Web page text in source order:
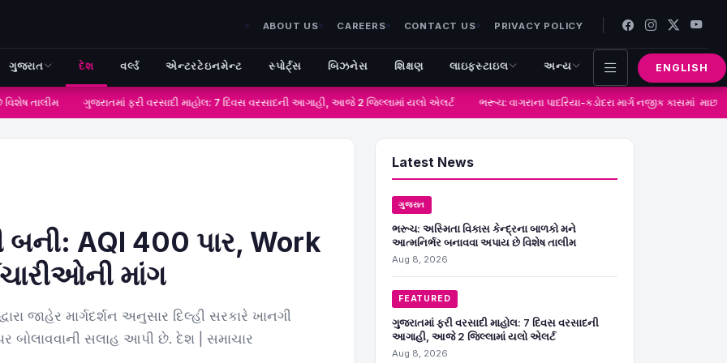
ABOUT US CAREERS CONTACT US PRIVACY POLICY
ગુજરાત દેશ વર્લ્ડ એન્ટરટેઇનમેન્ટ સ્પોર્ટ્સ બિઝનેસ શિક્ષણ લાઇફસ્ટાઇલ અન્ય ENGLISH
તાલીમ ગુજરાતમાં ફરી વરસાદી માહોલ: 7 દિવસ વરસાદની આગાહી, આજે 2 જિલ્લામાં યલો એલર્ટ ભરૂચ: વાગરાના પાદરિયા-કડોદરા માર્ગ નજીક કાસમાં
બની: AQI 400 પાર, Work
માંગ
જાહેર માર્ગદર્શન અનુસાર દિલ્હી સરકારે ખાનગી
બોલાવવાની સલાહ આપી છે. દેશ | સમાચાર
Latest News
ગુજરાત
ભરૂચ: અસ્મિતા વિકાસ કેન્દ્રના બાળકો મને
આત્મનિર્ભર બનાવવા અપાય છે વિશેષ તાલીમ
Aug 8, 2026
FEATURED
ગુજરાતમાં ફરી વરસાદી માહોલ: 7 દિવસ વરસાદની
આગાહી, આજે 2 જિલ્લામાં યલો એલર્ટ
Aug 8, 2026